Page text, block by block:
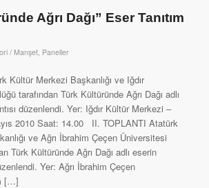
Ağrı Dağı” Eser Tanıtım
/ Manşet, Paneller
Kültür Merkezi Başkanlığı ve Iğdır
tarafından Türk Kültüründe Ağrı Dağı adlı
düzenlendi. Yer: Iğdır Kültür Merkezi –
2010 Saat: 14.00 II. TOPLANTI Atatürk
ve Ağrı İbrahim Çeçen Üniversitesi
Türk Kültüründe Ağrı Dağı adlı eserin
Yer: Ağrı İbrahim Çeçen
[…]